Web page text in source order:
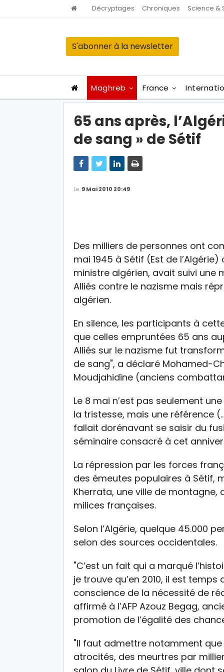
Décryptages Chroniques Science &
S'abonner à la newsletter
Maghreb France
65 ans après,
de sang » de Sétif
Le 9 Mai 2010 20:49
Des milliers de personnes ont
mai 1945 à Sétif (Est de
ministre algérien, avait suivi
Alliés contre le nazisme mais
algérien.
En silence, les participants à
que celles empruntées 65 ans
Alliés sur le nazisme fut
de sang", a déclaré Mohamed-
Moudjahidine (anciens
Le 8 mai n’est pas seulement
la tristesse, mais une référence
fallait dorénavant se saisir du
séminaire consacré à cet
La répression par les forces
des émeutes populaires à Sétif,
Kherrata, une ville de montagne,
milices françaises.
Selon l’Algérie, quelque 45.000
selon des sources occidentales.
"C’est un fait qui a marqué
je trouve qu’en 2010, il est temps
conscience de la nécessité de
affirmé à l’AFP Azouz Begag,
promotion de l’égalité des
"Il faut admettre notamment
atrocités, des meurtres par